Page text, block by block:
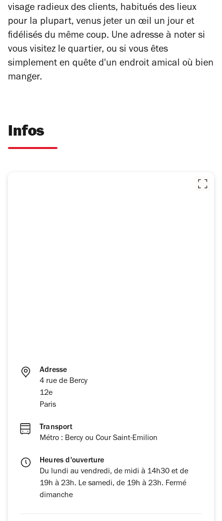
visage radieux des clients, habitués des lieux
pour la plupart, venus jeter un œil un jour et
fidélisés du même coup. Une adresse à noter si
vous visitez le quartier, ou si vous êtes
simplement en quête d'un endroit amical où bien
manger.
Infos
Adresse
4 rue de Bercy
12e
Paris
Transport
Métro : Bercy ou Cour Saint-Emilion
Heures d'ouverture
Du lundi au vendredi, de midi à 14h30 et de
19h à 23h. Le samedi, de 19h à 23h. Fermé
dimanche